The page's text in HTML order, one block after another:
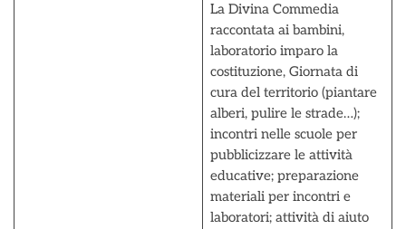
La Divina Commedia
raccontata ai bambini,
laboratorio imparo la
costituzione, Giornata di
cura del territorio (piantare
alberi, pulire le strade…);
incontri nelle scuole per
pubblicizzare le attività
educative; preparazione
materiali per incontri e
laboratori; attività di aiuto